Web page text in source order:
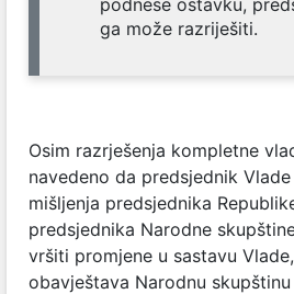
ga može razriješiti.
Osim razrješenja kompletne
navedeno da predsjednik
mišljenja predsjednika
predsjednika Narodne
vršiti promjene u sastavu
obavještava Narodnu